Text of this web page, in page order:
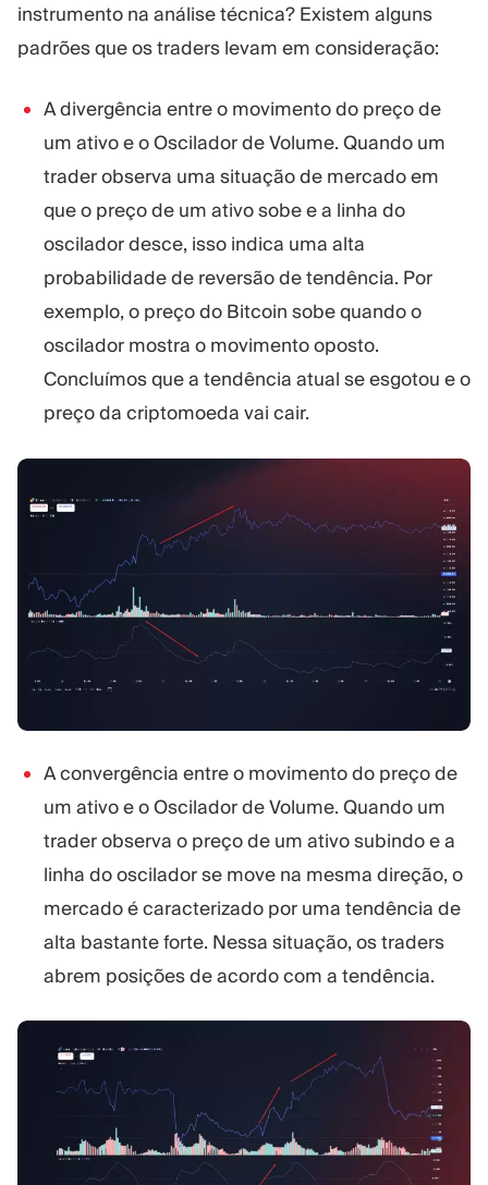
instrumento na análise técnica? Existem alguns
padrões que os traders levam em consideração:
A divergência entre o movimento do preço de
um ativo e o Oscilador de Volume. Quando um
trader observa uma situação de mercado em
que o preço de um ativo sobe e a linha do
oscilador desce, isso indica uma alta
probabilidade de reversão de tendência. Por
exemplo, o preço do Bitcoin sobe quando o
oscilador mostra o movimento oposto.
Concluímos que a tendência atual se esgotou e o
preço da criptomoeda vai cair.
A convergência entre o movimento do preço de
um ativo e o Oscilador de Volume. Quando um
trader observa o preço de um ativo subindo e a
linha do oscilador se move na mesma direção, o
mercado é caracterizado por uma tendência de
alta bastante forte. Nessa situação, os traders
abrem posições de acordo com a tendência.